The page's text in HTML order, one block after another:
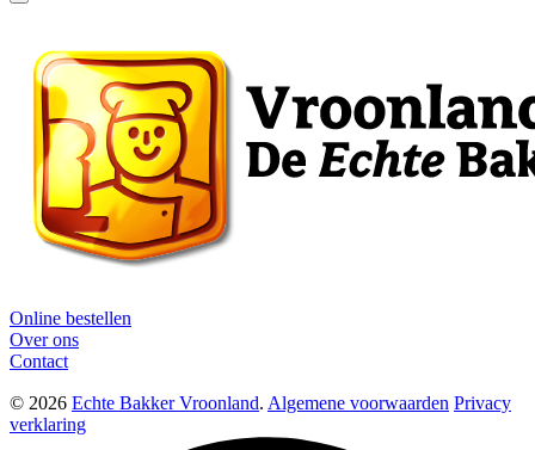
Online bestellen
Over ons
Contact
© 2026 Echte Bakker Vroonland. Algemene voorwaarden Privacy
verklaring